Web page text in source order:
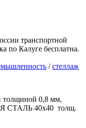
транспортной
по Калуге бесплатна.
/стеллаж
толщиной 0,8 мм,
40х40 толщ.